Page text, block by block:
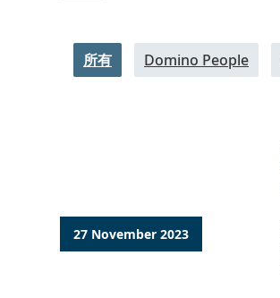
所有 Domino People
27 November 2023